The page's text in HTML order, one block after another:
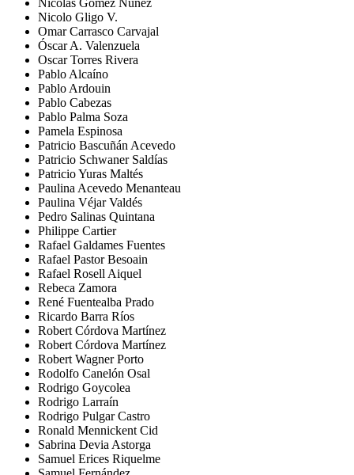
Nicolás Gómez Núñez
Nicolo Gligo V.
Omar Carrasco Carvajal
Óscar A. Valenzuela
Oscar Torres Rivera
Pablo Alcaíno
Pablo Ardouin
Pablo Cabezas
Pablo Palma Soza
Pamela Espinosa
Patricio Bascuñán Acevedo
Patricio Schwaner Saldías
Patricio Yuras Maltés
Paulina Acevedo Menanteau
Paulina Véjar Valdés
Pedro Salinas Quintana
Philippe Cartier
Rafael Galdames Fuentes
Rafael Pastor Besoain
Rafael Rosell Aiquel
Rebeca Zamora
René Fuentealba Prado
Ricardo Barra Ríos
Robert Córdova Martínez
Robert Córdova Martínez
Robert Wagner Porto
Rodolfo Canelón Osal
Rodrigo Goycolea
Rodrigo Larraín
Rodrigo Pulgar Castro
Ronald Mennickent Cid
Sabrina Devia Astorga
Samuel Erices Riquelme